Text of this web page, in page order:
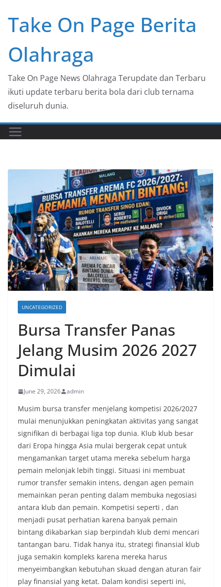
content
Take On Page Berita
Olahraga
Take On Page News Olahraga Terupdate dan Terbaru
ikuti update terbaru berita bola dari club ternama
diseluruh dunia.
UNCATEGORIZED
Bursa Transfer Panas
Jelang Musim 2026 2027
Dimulai
June 29, 2026 admin
Musim bursa transfer menjelang kompetisi 2026/2027
mulai menunjukkan peningkatan aktivitas yang sangat
signifikan di berbagai liga top dunia. Klub klub besar
dari Eropa hingga Asia mulai bergerak cepat untuk
mengamankan target utama mereka sebelum harga
pemain melonjak lebih tinggi. Situasi ini membuat
rumor transfer semakin intens, dengan agen pemain
memainkan peran penting dalam membuka negosiasi
antara klub dan pemain. Kompetisi seperti , dan
menjadi pusat perhatian karena banyak pemain
bintang dikabarkan siap berpindah klub demi mencari
tantangan baru. Tidak hanya itu, strategi finansial klub
juga semakin kompleks karena mereka harus
menyeimbangkan kebutuhan skuad dengan aturan fair
play finansial yang ketat. Dalam kondisi seperti ini,